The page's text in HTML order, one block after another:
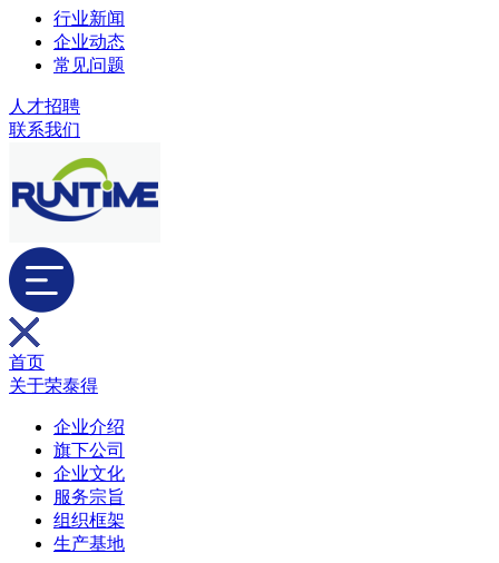
行业新闻
企业动态
常见问题
人才招聘
联系我们
首页
关于荣泰得
企业介绍
旗下公司
企业文化
服务宗旨
组织框架
生产基地